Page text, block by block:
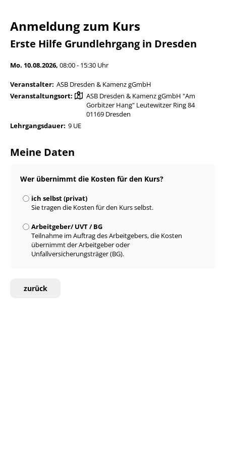
Anmeldung zum Kurs
Erste Hilfe Grundlehrgang in Dresden
Mo. 10.08.2026, 08:00 - 15:30 Uhr
Veranstalter: ASB Dresden & Kamenz gGmbH
Veranstaltungsort:
ASB Dresden & Kamenz gGmbH "Am
Gorbitzer Hang" Leutewitzer Ring 84
01169 Dresden
Lehrgangsdauer: 9 UE
Meine Daten
Wer übernimmt die Kosten für den Kurs?
ich selbst (privat)
Sie tragen die Kosten für den Kurs selbst.
Arbeitgeber/ UVT / BG
Teilnahme im Auftrag des Arbeitgebers, die Kosten
übernimmt der Arbeitgeber oder
Unfallversicherungsträger (BG).
zurück